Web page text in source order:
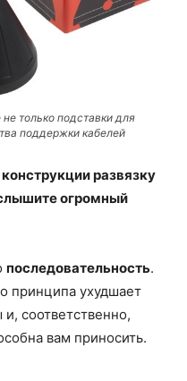
только подставки для
поддержки кабелей
развязку
огромный
последовательность.
принципа ухудшает
соответственно,
вам приносить.